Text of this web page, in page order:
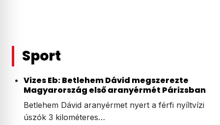
Sport
Vizes Eb: Betlehem Dávid megszerezte
Magyarország első aranyérmét Párizsban
Betlehem Dávid aranyérmet nyert a férfi nyíltvízi
úszók 3 kilométeres…